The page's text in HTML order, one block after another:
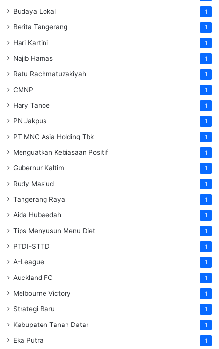
Budaya Lokal 1
Berita Tangerang 1
Hari Kartini 1
Najib Hamas 1
Ratu Rachmatuzakiyah 1
CMNP 1
Hary Tanoe 1
PN Jakpus 1
PT MNC Asia Holding Tbk 1
Menguatkan Kebiasaan Positif 1
Gubernur Kaltim 1
Rudy Mas'ud 1
Tangerang Raya 1
Aida Hubaedah 1
Tips Menyusun Menu Diet 1
PTDI-STTD 1
A-League 1
Auckland FC 1
Melbourne Victory 1
Strategi Baru 1
Kabupaten Tanah Datar 1
Eka Putra 1